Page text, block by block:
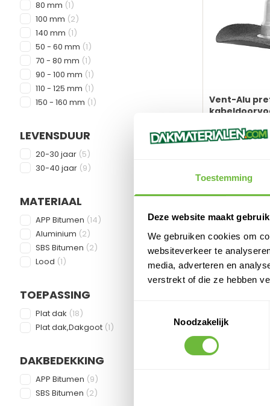
Toestemming
Deze website maakt
We gebruiken cookies om
websiteverkeer te
media, adverteren en
verstrekt of die ze hebben
Noodzakelijk
80 mm (1products available
)
100 mm (2products available
)
140 mm (1products available
)
50 - 60 mm (1products available
)
70 - 80 mm (1products available
)
90 - 100 mm (1products available
)
110 - 125 mm (1products available
)
150 - 160 mm (1products available
)
LEVENSDUUR
FILTER
20-30 jaar (5products available
)
30-40 jaar (9products available
)
MATERIAAL
FILTER
APP Bitumen (14products available
)
Aluminium (2products available
)
SBS Bitumen (2products available
)
Lood (1products available
)
TOEPASSING
FILTER
Plat dak (18products available
)
Plat dak,Dakgoot (1products available
)
DAKBEDEKKING
FILTER
APP Bitumen (9products available
)
SBS Bitumen (2products available
)
Vent-Alu
- APP en SBS
Direct
108,
Lange
Duurder in